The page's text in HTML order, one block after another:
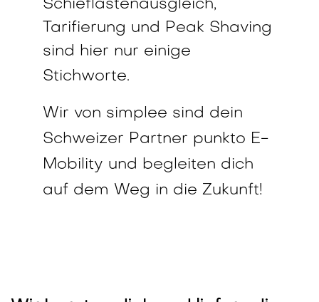
Schieflastenausgleich,
Tarifierung und Peak Shaving
sind hier nur einige
Stichworte.
Wir von simplee sind dein
Schweizer Partner punkto E-
Mobility und begleiten dich
auf dem Weg in die Zukunft!